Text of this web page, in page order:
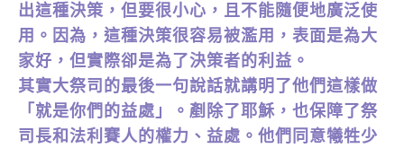
出這種決策，但要很小心，且不能隨便地廣泛使
用。因為，這種決策很容易被濫用，表面是為大
家好，但實際卻是為了決策者的利益。
其實大祭司的最後一句說話就講明了他們這樣做
「就是你們的益處」。剷除了耶穌，也保障了祭
司長和法利賽人的權力、益處。他們同意犧牲少